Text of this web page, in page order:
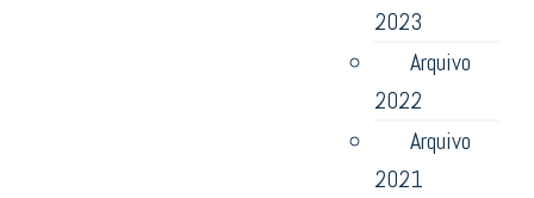
2023
Arquivo
2022
Arquivo
2021